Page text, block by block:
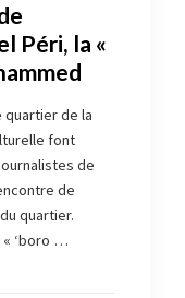
Péri, la «
quartier de la
font
de
de
quartier.
« ‘boro …